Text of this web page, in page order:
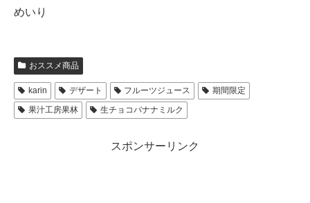
めいり
おススメ商品
karin デザート フルーツジュース
期間限定
果汁工房果林
生チョコバナナミルク
スポンサーリンク